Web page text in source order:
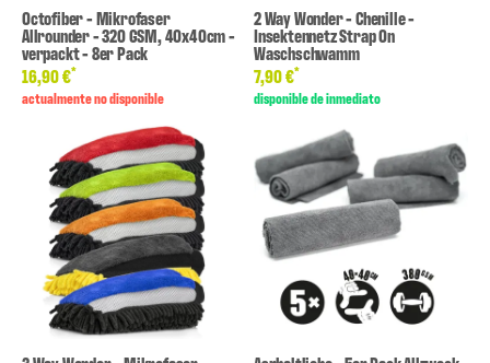
Octofiber - Mikrofaser
Allrounder - 320 GSM, 40x40cm -
verpackt - 8er Pack
16,90 €*
actualmente no disponible
2 Way Wonder - Chenille -
Insektennetz Strap On
Waschschwamm
7,90 €*
disponible de inmediato